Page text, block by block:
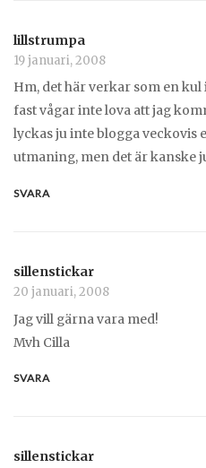
lillstrumpa
19 januari, 2008
Hm, det här verkar som en kul
fast vågar inte lova att jag
lyckas ju inte blogga veckovis
utmaning, men det är kanske
SVARA
sillenstickar
20 januari, 2008
Jag vill gärna vara med!
Mvh Cilla
SVARA
sillenstickar